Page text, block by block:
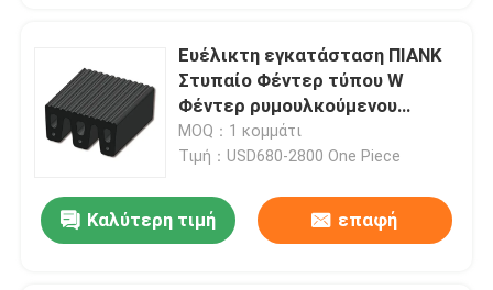
Προϊόντα
Βίντεο
Σχετικά με εμάς
Ευέλικτη εγκατάσταση ΠΙΑΝΚ
Στυπαίο Φέντερ τύπου W
Φέντερ ρυμουλκούμενου
σκάφους με ράβδους
καθοδήγησης
MOQ：1 κομμάτι
Τιμή：USD680-2800 One Piece
Καλύτερη τιμή επαφή